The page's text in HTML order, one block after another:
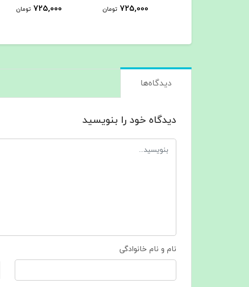
725,000 تومان 725,000 تومان
دیدگاه‌ها
دیدگاه خود را بنویسید
نام و نام خانوادگی